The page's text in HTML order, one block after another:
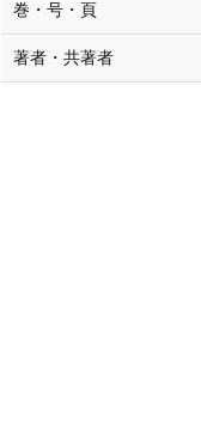
巻・号・頁
著者・共著者